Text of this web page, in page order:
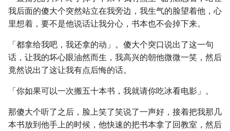
我后面的傻大个突然站立在我旁边，我生气的脸望着他，心
里想着，要不是他说话让我分心，书本也不会掉下来。
「都拿给我吧，我还拿的动」。傻大个突口说出了这一句
话，让我的坏心眼油然而生，我高兴的朝他微微一笑，然后
竟然说出了这让我有点后悔的话。
「你如果可以一次搬五十本书，我就请你吃冰看电影」。
那傻大个听了之后，脸上笑了笑说了一声好，接着把我那几
本书放到他手上的时候，他快速的把书本拿了回教室，然后